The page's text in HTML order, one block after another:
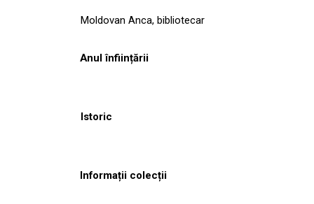
Moldovan Anca, bibliotecar
Anul înființării
Istoric
Informații colecții